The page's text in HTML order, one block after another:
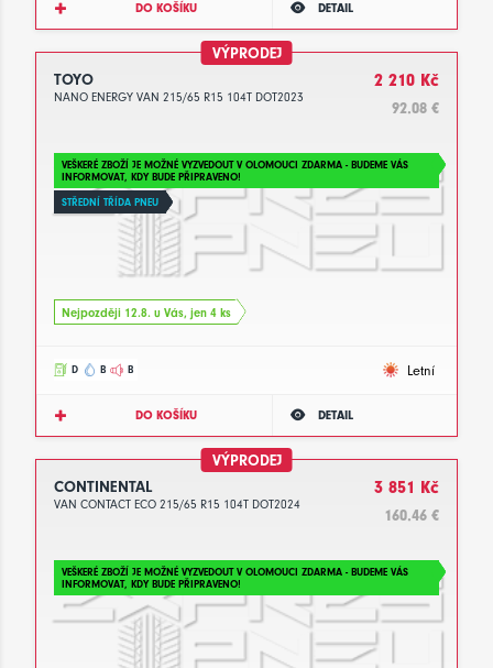
DO KOŠÍKU DETAIL
VÝPRODEJ
TOYO
NANO ENERGY VAN 215/65 R15 104T DOT2023
2 210 Kč
92.08 €
VEŠKERÉ ZBOŽÍ JE MOŽNÉ VYZVEDOUT V OLOMOUCI ZDARMA - BUDEME VÁS
INFORMOVAT, KDY BUDE PŘIPRAVENO!
STŘEDNÍ TŘÍDA PNEU
Nejpozději 12.8. u Vás, jen 4 ks
D B B Letní
DO KOŠÍKU DETAIL
VÝPRODEJ
CONTINENTAL
VAN CONTACT ECO 215/65 R15 104T DOT2024
3 851 Kč
160.46 €
VEŠKERÉ ZBOŽÍ JE MOŽNÉ VYZVEDOUT V OLOMOUCI ZDARMA - BUDEME VÁS
INFORMOVAT, KDY BUDE PŘIPRAVENO!